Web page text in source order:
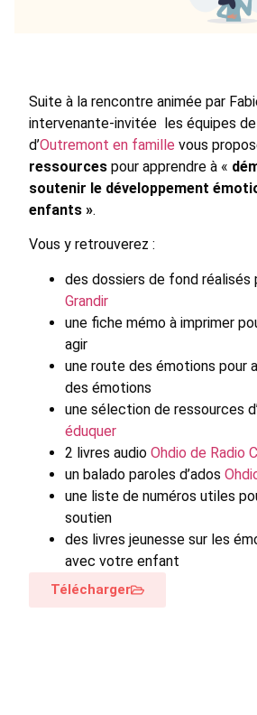
Suite à la rencontre animée par
intervenante-invitée les équipes de
d’Outremont en famille vous
ressources pour apprendre à «
soutenir le développement
enfants ».
Vous y retrouverez :
des dossiers de fond réalisés
Grandir
une fiche mémo à imprimer
agir
une route des émotions pour
des émotions
une sélection de ressources d’
éduquer
2 livres audio Ohdio de Radio
un balado paroles d’ados
une liste de numéros utiles
soutien
des livres jeunesse sur les
avec votre enfant
Télécharger